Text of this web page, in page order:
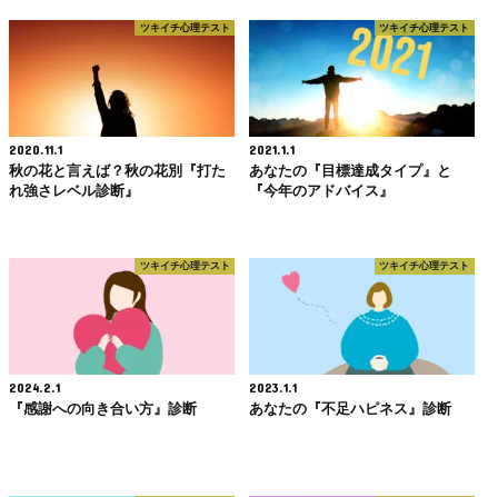
ツキイチ心理テスト
2020.11.1
秋の花と言えば？秋の花別『打た
れ強さレベル診断』
ツキイチ心理テスト
2021.1.1
あなたの『目標達成タイプ』と
『今年のアドバイス』
ツキイチ心理テスト
2024.2.1
『感謝への向き合い方』診断
ツキイチ心理テスト
2023.1.1
あなたの『不足ハピネス』診断